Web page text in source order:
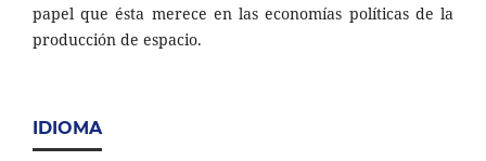
papel que ésta merece en las economías políticas de la
producción de espacio.
IDIOMA